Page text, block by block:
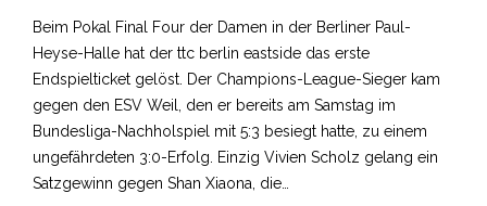
Beim Pokal Final Four der Damen in der Berliner Paul-
Heyse-Halle hat der ttc berlin eastside das erste
Endspielticket gelöst. Der Champions-League-Sieger kam
gegen den ESV Weil, den er bereits am Samstag im
Bundesliga-Nachholspiel mit 5:3 besiegt hatte, zu einem
ungefährdeten 3:0-Erfolg. Einzig Vivien Scholz gelang ein
Satzgewinn gegen Shan Xiaona, die…